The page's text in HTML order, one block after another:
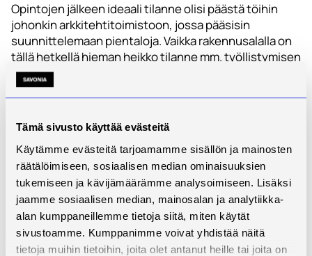
Tämä sivusto käyttää evästeitä
Käytämme evästeitä tarjoamamme sisällön ja mainosten
räätälöimiseen, sosiaalisen median ominaisuuksien
tukemiseen ja kävijämäärämme analysoimiseen. Lisäksi
jaamme sosiaalisen median, mainosalan ja analytiikka-
alan kumppaneillemme tietoja siitä, miten käytät
sivustoamme. Kumppanimme voivat yhdistää näitä
tietoja muihin tietoihin, joita olet antanut heille tai joita on
Opintojen jälkeen ideaali tilanne olisi päästä töihin
johonkin arkkitehtitoimistoon, jossa pääsisin
suunnittelemaan pientaloja. Vaikka rakennusalalla on
tällä hetkellä hieman heikko tilanne mm. työllistymisen
kannalta, on hyvin mahdollista, että valmistuttuani
tilanne on kääntynyt päälaelleen ja työntekijöistä
tilannetta, vaan miettiä kouluun hakiessa vain sitä,
mikä itseä kiinnostaa.
– Lumi